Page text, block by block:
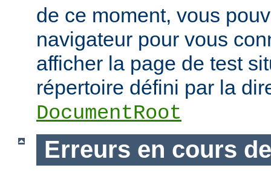
de ce moment, vous
navigateur pour vous
afficher la page de test
répertoire défini par la
DocumentRoot
Erreurs en cours